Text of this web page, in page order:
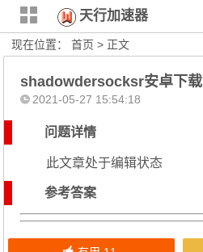
天行加速器
现在位置：首页 > 正文
shadowdersocksr安卓下载
2021-05-27 15:54:18
问题详情
此文章处于编辑状态
参考答案